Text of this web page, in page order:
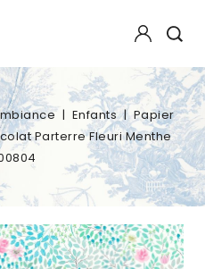
Enfants
Papier
Parterre Fleuri Menthe